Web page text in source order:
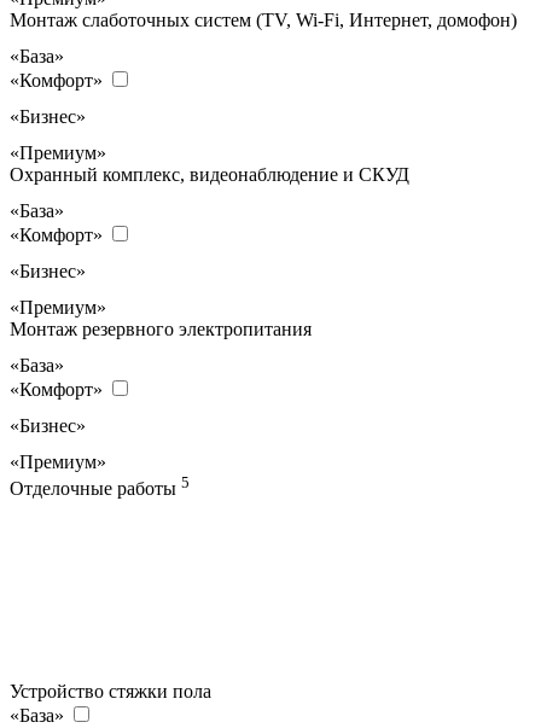
Монтаж слаботочных систем (TV, Wi-Fi, Интернет, домофон)
«База»
«Комфорт»
«Бизнес»
«Премиум»
Охранный комплекс, видеонаблюдение и СКУД
«База»
«Комфорт»
«Бизнес»
«Премиум»
Монтаж резервного электропитания
«База»
«Комфорт»
«Бизнес»
«Премиум»
Отделочные работы 5
Устройство стяжки пола
«База»